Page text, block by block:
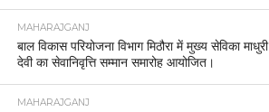
MAHARAJGANJ
बाल विकास परियोजना विभाग मिठौरा में मुख्य सेविका माधुरी
देवी का सेवानिवृत्ति सम्मान समारोह आयोजित।
MAHARAJGANJ